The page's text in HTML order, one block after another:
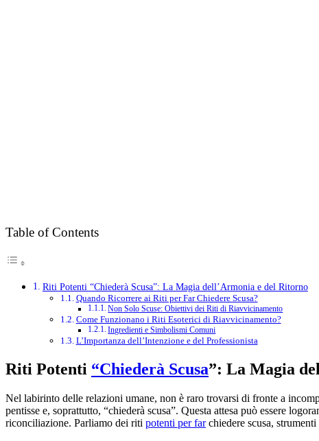
Table of Contents
Riti Potenti “Chiederà Scusa”: La Magia dell’Armonia e del Ritorno
Quando Ricorrere ai Riti per Far Chiedere Scusa?
Non Solo Scuse: Obiettivi dei Riti di Riavvicinamento
Come Funzionano i Riti Esoterici di Riavvicinamento?
Ingredienti e Simbolismi Comuni
L’Importanza dell’Intenzione e del Professionista
Riti Potenti “Chiederà Scusa”: La Magia
Nel labirinto delle relazioni umane, non è raro trovarsi di fronte a
pentisse e, soprattutto, “chiederà scusa”. Questa attesa può essere
riconciliazione. Parliamo dei riti potenti per farchiedere scusa,